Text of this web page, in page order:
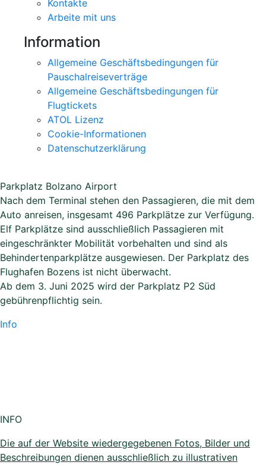
Kontakte
Arbeite mit uns
Information
Allgemeine Geschäftsbedingungen für
Pauschalreiseverträge
Allgemeine Geschäftsbedingungen für
Flugtickets
ATOL Lizenz
Cookie-Informationen
Datenschutzerklärung
Parkplatz Bolzano Airport
Nach dem Terminal stehen den Passagieren, die mit dem
Auto anreisen, insgesamt 496 Parkplätze zur Verfügung.
Elf Parkplätze sind ausschließlich Passagieren mit
eingeschränkter Mobilität vorbehalten und sind als
Behindertenparkplätze ausgewiesen. Der Parkplatz des
Flughafen Bozens ist nicht überwacht.
Ab dem 3. Juni 2025 wird der Parkplatz P2 Süd
gebührenpflichtig sein.
Info
INFO
Die auf der Website wiedergegebenen Fotos, Bilder und
Beschreibungen dienen ausschließlich zu illustrativen